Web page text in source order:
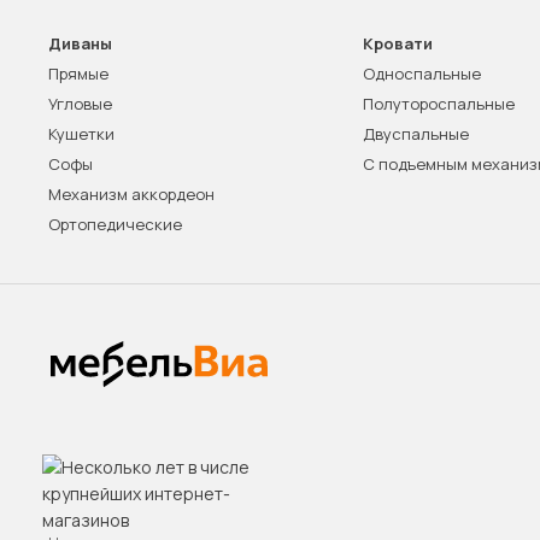
Диваны
Прямые
Угловые
Кушетки
Софы
Механизм аккордеон
Ортопедические
Кровати
Односпальные
Полутороспальные
Двуспальные
С подъемным